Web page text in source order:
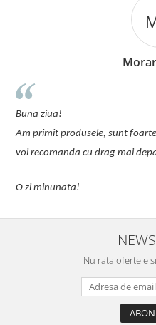
Buna ziua!
Am primit produsele, sunt
voi recomanda cu drag mai
O zi minunata!
Nu rata ofertele